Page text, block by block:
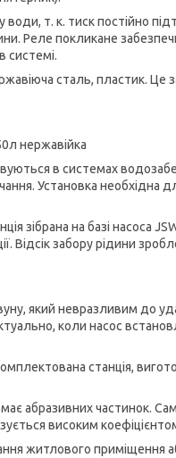
т. к. тиск постійно
Реле покликане
системі.
сталь, пластик. Це
нержавійка
в системах
Установка необхідна
зібрана на базі насоса
Відсік забору рідини
який невразливим до
коли насос
станція,
абразивних частинок.
високим
житлового приміщення